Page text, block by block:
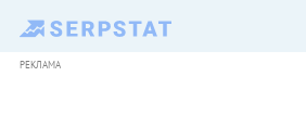
РЕКЛАМА